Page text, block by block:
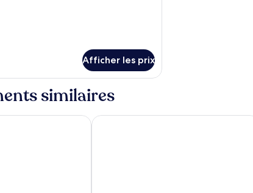
Afficher les prix
similaires
Hotel Phuket Airport Hotel